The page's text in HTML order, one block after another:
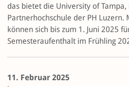
das bietet die University of Tampa,
Partnerhochschule der PH
können sich bis zum 1. Juni 2025
Semesteraufenthalt im Frühling
11. Februar 2025